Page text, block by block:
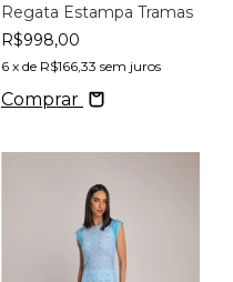
Regata Estampa Tramas
R$998,00
6 x de R$166,33 sem juros
Comprar